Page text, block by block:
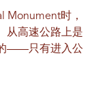
Monument时，
从高速公路上是
——只有进入公